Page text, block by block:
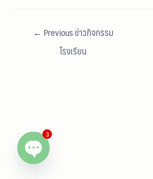
← Previous ข่าวกิจกรรม
โรงเรียน
3